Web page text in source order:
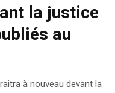
la justice
au
à nouveau devant la